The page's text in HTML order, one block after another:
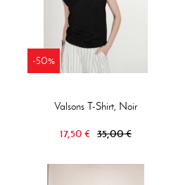
-50%
Valsons T-Shirt, Noir
17,50 € 35,00 €